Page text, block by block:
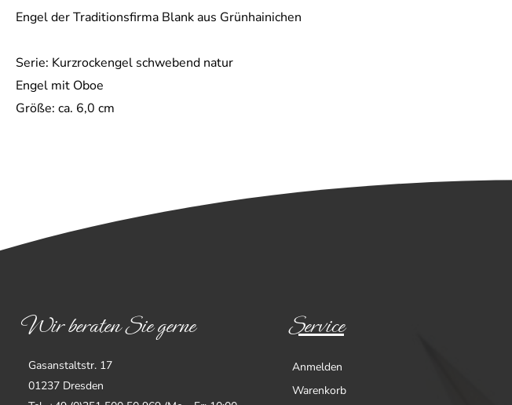
Engel der Traditionsfirma Blank aus Grünhainichen
Serie: Kurzrockengel schwebend natur
Engel mit Oboe
Größe: ca. 6,0 cm
Wir beraten Sie gerne
Gasanstaltstr. 17
01237 Dresden
Service
Anmelden
Warenkorb